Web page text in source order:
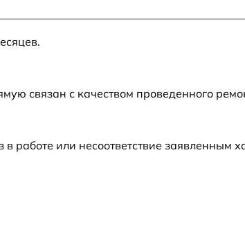
связан с качеством проведенного
или несоответствие заявленным